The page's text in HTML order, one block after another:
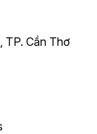
TP. Cần Thơ